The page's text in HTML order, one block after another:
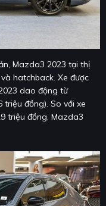
Mazda3 2023 tại thị
hatchback. Xe được
dao động từ
triệu đồng). So với xe
triệu đồng, Mazda3